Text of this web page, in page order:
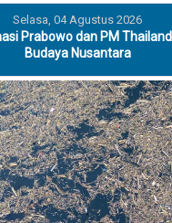
Selasa, 04 Agustus 2026
Prabowo dan PM
Budaya Nusantara